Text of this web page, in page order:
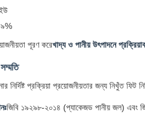
পূরণ করেখাদ্য ও পানীয় উৎপাদনে
নির্দিষ্ট প্রক্রিয়া প্রয়োজনীয়তার জন্য নিখুঁত ফিট
জিবি ১৯২৯৮-২০১৪ (প্যাকেজড পানীয় জল) এবং